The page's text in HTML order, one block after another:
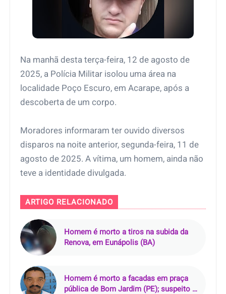
Na manhã desta terça-feira, 12 de agosto de
2025, a Polícia Militar isolou uma área na
localidade Poço Escuro, em Acarape, após a
descoberta de um corpo.
Moradores informaram ter ouvido diversos
disparos na noite anterior, segunda-feira, 11 de
agosto de 2025. A vítima, um homem, ainda não
teve a identidade divulgada.
ARTIGO RELACIONADO
Homem é morto a tiros na subida da
Renova, em Eunápolis (BA)
Homem é morto a facadas em praça
pública de Bom Jardim (PE); suspeito é